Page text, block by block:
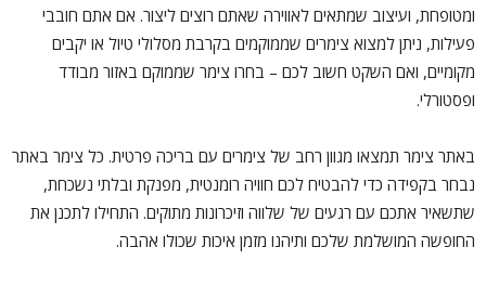
ומטופחת, ועיצוב שמתאים לאווירה שאתם רוצים ליצור. אם אתם חובבי
פעילות, ניתן למצוא צימרים שממוקמים בקרבת מסלולי טיול או יקבים
מקומיים, ואם השקט חשוב לכם – בחרו צימר שממוקם באזור מבודד
ופסטורלי.
באתר צימר תמצאו מגוון רחב של צימרים עם בריכה פרטית. כל צימר באתר
נבחר בקפידה כדי להבטיח לכם חוויה רומנטית, מפנקת ובלתי נשכחת,
שתשאיר אתכם עם רגעים של שלווה וזיכרונות מתוקים. התחילו לתכנן את
החופשה המושלמת שלכם ותיהנו מזמן איכות שכולו אהבה.